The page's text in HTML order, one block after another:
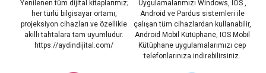
Yenilenen tüm dijital kitaplarımız;
her türlü bilgisayar ortamı,
projeksiyon cihazları ve özellikle
akıllı tahtalara tam uyumludur.
https://aydindijital.com/
Uygulamalarımızı Windows, IOS ,
Android ve Pardus sistemleri ile
çalışan tüm cihazlardan kullanabilir,
Android Mobil Kütüphane, IOS Mobil
Kütüphane uygulamalarımızı cep
telefonlarınıza indirebilirsiniz.